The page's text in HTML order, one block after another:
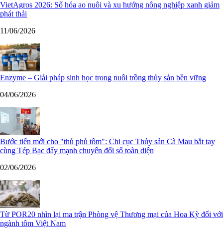
VietAgros 2026: Số hóa ao nuôi và xu hướng nông nghiệp xanh giảm
phát thải
11/06/2026
Enzyme – Giải pháp sinh học trong nuôi trồng thủy sản bền vững
04/06/2026
Bước tiến mới cho "thủ phủ tôm": Chi cục Thủy sản Cà Mau bắt tay
cùng Tép Bạc đẩy mạnh chuyển đổi số toàn diện
02/06/2026
Từ POR20 nhìn lại ma trận Phòng vệ Thương mại của Hoa Kỳ đối với
ngành tôm Việt Nam